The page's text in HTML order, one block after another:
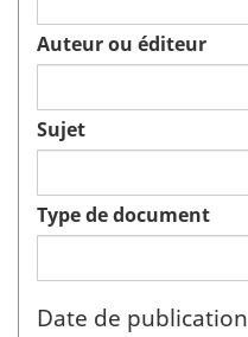
Auteur ou éditeur
Sujet
Type de document
Date de publication